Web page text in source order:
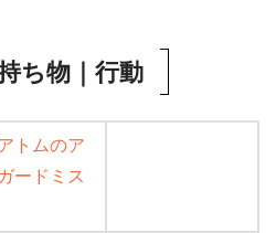
ち物｜行動
トムのア
ードミス